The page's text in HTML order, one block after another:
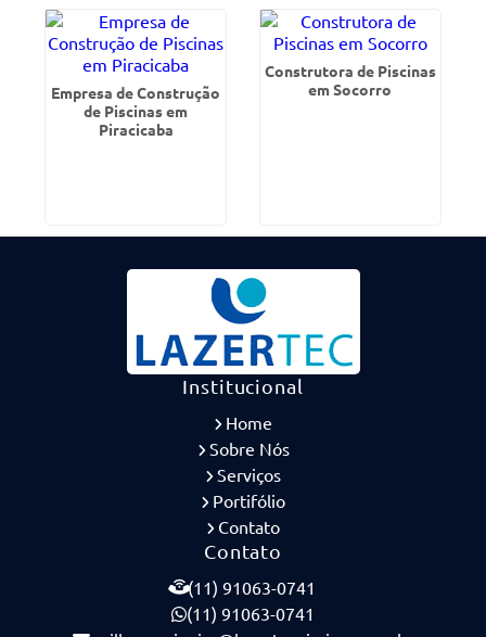
Empresa de Construção
de Piscinas em
Piracicaba
Construtora de Piscinas
em Socorro
Institucional
Home
Sobre Nós
Serviços
Portifólio
Contato
Contato
(11) 91063-0741
(11) 91063-0741